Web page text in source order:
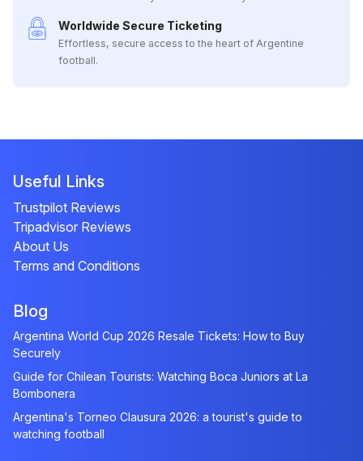
Worldwide Secure Ticketing
Effortless, secure access to the heart of Argentine
football.
Useful Links
Trustpilot Reviews
Tripadvisor Reviews
About Us
Terms and Conditions
Blog
Argentina World Cup 2026 Resale Tickets: How to Buy
Securely
Guide for Chilean Tourists: Watching Boca Juniors at La
Bombonera
Argentina's Torneo Clausura 2026: a tourist's guide to
watching football